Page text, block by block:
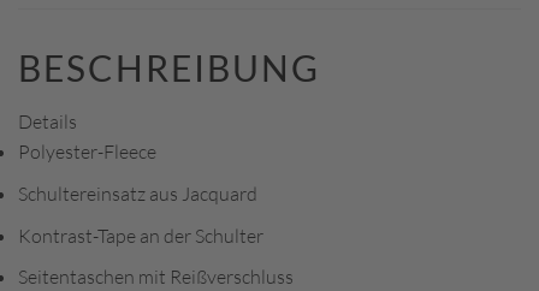
BESCHREIBUNG
Details
Polyester-Fleece
Schultereinsatz aus Jacquard
Kontrast-Tape an der Schulter
Seitentaschen mit Reißverschluss